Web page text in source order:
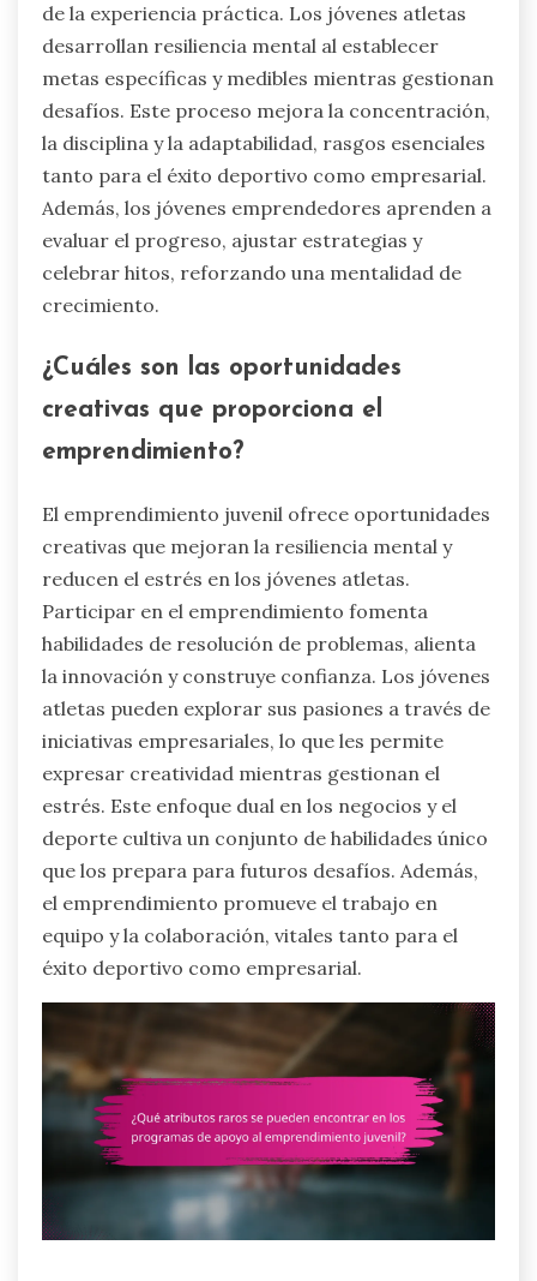
de la experiencia práctica. Los jóvenes atletas
desarrollan resiliencia mental al establecer
metas específicas y medibles mientras gestionan
desafíos. Este proceso mejora la concentración,
la disciplina y la adaptabilidad, rasgos esenciales
tanto para el éxito deportivo como empresarial.
Además, los jóvenes emprendedores aprenden a
evaluar el progreso, ajustar estrategias y
celebrar hitos, reforzando una mentalidad de
crecimiento.
¿Cuáles son las oportunidades
creativas que proporciona el
emprendimiento?
El emprendimiento juvenil ofrece oportunidades
creativas que mejoran la resiliencia mental y
reducen el estrés en los jóvenes atletas.
Participar en el emprendimiento fomenta
habilidades de resolución de problemas, alienta
la innovación y construye confianza. Los jóvenes
atletas pueden explorar sus pasiones a través de
iniciativas empresariales, lo que les permite
expresar creatividad mientras gestionan el
estrés. Este enfoque dual en los negocios y el
deporte cultiva un conjunto de habilidades único
que los prepara para futuros desafíos. Además,
el emprendimiento promueve el trabajo en
equipo y la colaboración, vitales tanto para el
éxito deportivo como empresarial.